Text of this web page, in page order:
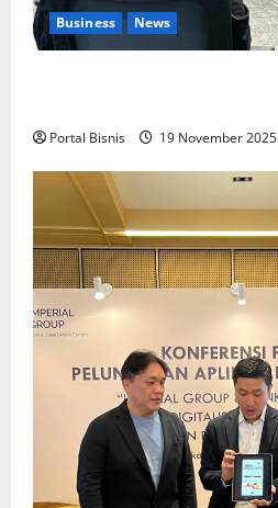
Business News
Portal Bisnis 19 November 2025